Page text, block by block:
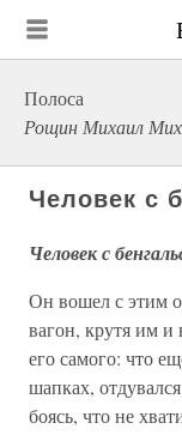
Полоса
Рощин Михаил
Человек с
Человек с
Он вошел с этим
вагон, крутя им и
его самого: что
шапках,
боясь, что не